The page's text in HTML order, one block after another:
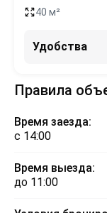
40 м²
Удобства
Правила
Время заезда:
с 14:00
Время выезда:
до 11:00